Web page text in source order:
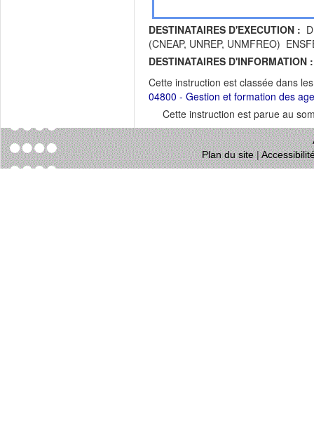
DESTINATAIRES D'EXECUTION :
(CNEAP, UNREP, UNMFREO)
DESTINATAIRES D'INFORMATION :
Cette instruction est classée dans
04800 - Gestion et formation des
Cette instruction est parue au
Plan du site|